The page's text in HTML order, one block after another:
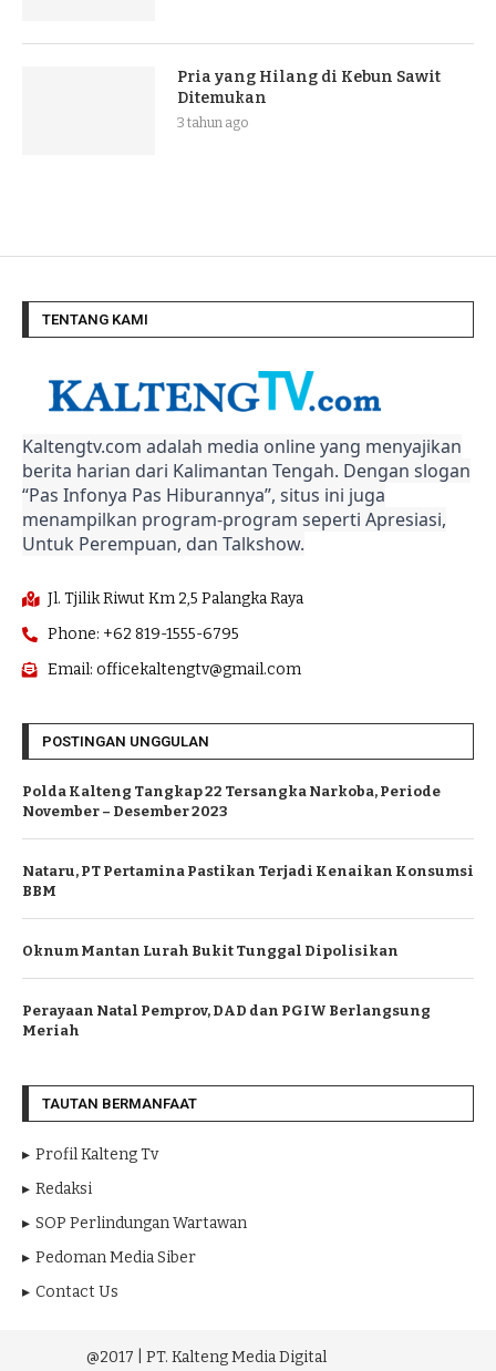
Pria yang Hilang di Kebun Sawit
Ditemukan
3 tahun ago
TENTANG KAMI
Kaltengtv.com adalah media online yang menyajikan
berita harian dari Kalimantan Tengah. Dengan slogan
“Pas Infonya Pas Hiburannya”, situs ini juga
menampilkan program-program seperti Apresiasi,
Untuk Perempuan, dan Talkshow.
Jl. Tjilik Riwut Km 2,5 Palangka Raya
Phone: +62 819-1555-6795
Email: officekaltengtv@gmail.com
POSTINGAN UNGGULAN
Polda Kalteng Tangkap 22 Tersangka Narkoba, Periode
November – Desember 2023
Nataru, PT Pertamina Pastikan Terjadi Kenaikan Konsumsi
BBM
Oknum Mantan Lurah Bukit Tunggal Dipolisikan
Perayaan Natal Pemprov, DAD dan PGIW Berlangsung
Meriah
TAUTAN BERMANFAAT
Profil Kalteng Tv
Redaksi
SOP Perlindungan Wartawan
Pedoman Media Siber
Contact Us
@2017 | PT. Kalteng Media Digital